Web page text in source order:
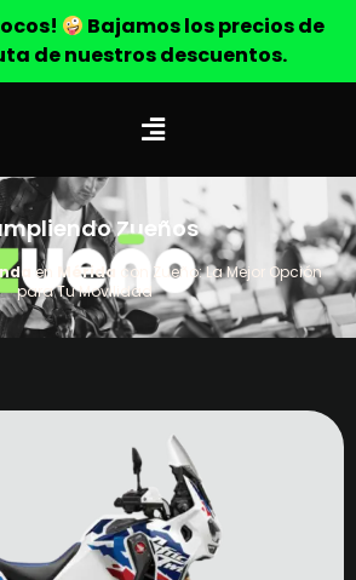
Bajamos los precios de
de nuestros descuentos.
Zueños
en Mérida
con Zueño: La Mejor Opción
para Tu Movilidad